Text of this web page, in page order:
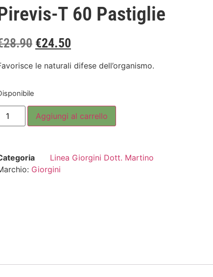
T 60 Pastiglie
28.90 €24.50
le naturali difese dell’organismo.
Aggiungi al carrello
Linea Giorgini Dott. Martino
Giorgini